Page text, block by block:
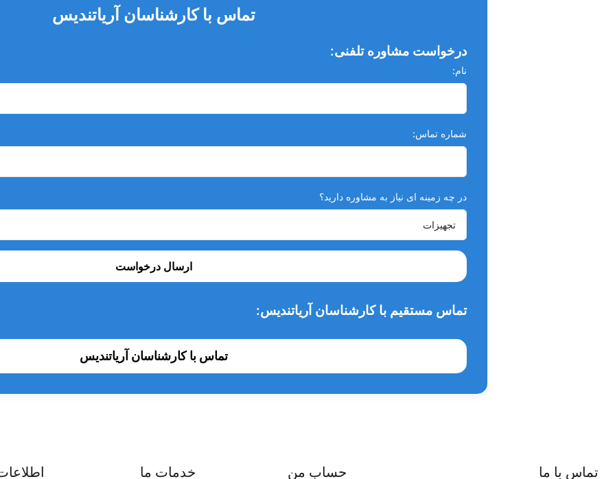
امکان کار در محیط های خشک، مرطوب و مملو از خون، محلول شست و شو و عفونت.
عصب کشی دندان به منظور خروج عوامل ایجادکننده بیماری و مواد عفونی موجود در پالپ دندان صورت می گیرد. که این مواد عفونی را
دندانپزشک بعد از بررسی عکس رادیوگرافی باید اندازه طول کانال ریشه را تعیین کند تا نقاط ختم درمان مشخص شود و به نسوج پری
تماس با کارشناسان آریاتندیس
درخواست مشاوره تلفنی:
نام:
شماره تماس:
در چه زمینه ای نیاز به مشاوره دارید؟
ارسال درخواست
تماس مستقیم با کارشناسان آریاتندیس:
تماس با کارشناسان آریاتندیس
تماس با ما حساب من خدمات ما